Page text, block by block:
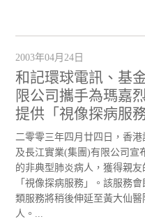
2003年04月24日
和記環球電訊、基
限公司攜手為瑪嘉
提供「視像探病服務
二零零三年四月廿四日，香
及長江實業(集團)有限公司宣
的非典型肺炎病人，獲得親
「視像探病服務」。該服務
類服務將稍後伸延至黃大仙
人。...